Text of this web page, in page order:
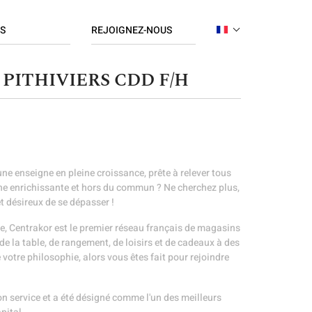
/ RH / Paie
REJOIGNEZ-NOUS
Candidature spontanée
CDD F/H
enseigne en pleine croissance, prête à relever tous
enrichissante et hors du commun ? Ne cherchez plus,
de se dépasser !
Centrakor est le premier réseau français de magasins
table, de rangement, de loisirs et de cadeaux à des
philosophie, alors vous êtes fait pour rejoindre
service et a été désigné comme l'un des meilleurs